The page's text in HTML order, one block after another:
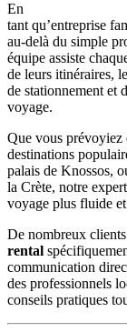
En
tant qu’entreprise
au-delà du simple
équipe assiste
de leurs itinéraires,
de stationnement et
voyage.
Que vous prévoyiez
destinations
palais de Knossos,
la Crète, notre
voyage plus fluide
De nombreux
rental
communication
des professionnels
conseils pratiques